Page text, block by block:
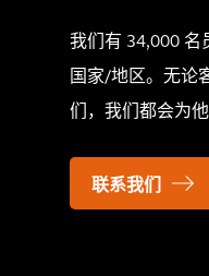
我们有 34,000 名
国家/地区。无论
们，我们都会为他
联系我们